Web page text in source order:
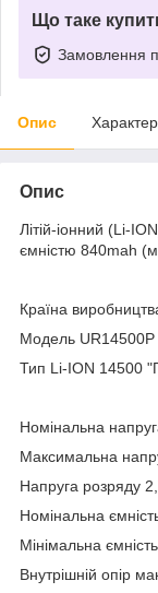
Що таке
Замовлення
Опис
Опис
Літій-іонний (Li-
ємністю 840mah
Країна
Модель UR14500P
Тип Li-ION 14500
Номінальна
Максимальна
Напруга розряду
Номінальна
Мінімальна
Внутрішній опір